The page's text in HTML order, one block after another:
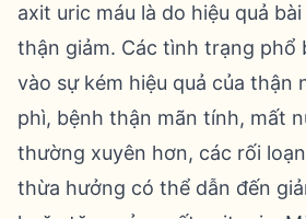
axit uric máu là do hiệu quả
thận giảm. Các tình trạng phổ
vào sự kém hiệu quả của thận
phì, bệnh thận mãn tính, mất
thường xuyên hơn, các rối
thừa hưởng có thể dẫn đến